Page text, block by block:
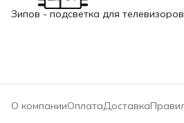
Зипов - подсветка для
О компанииОплатаДоставка